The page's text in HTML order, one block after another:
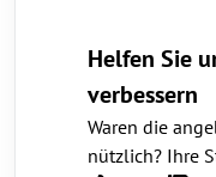
Helfen Sie
verbessern
Waren die
nützlich? Ihre